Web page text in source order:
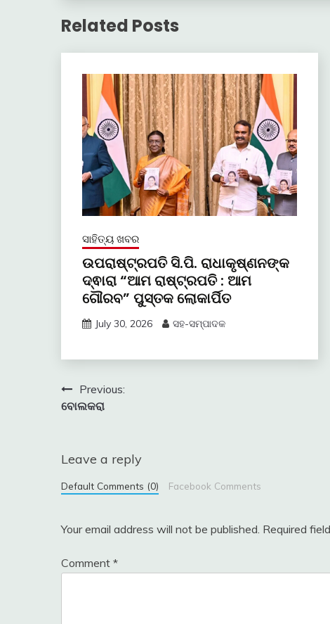
Related Posts
ସାହିତ୍ୟ ଖବର
ଉପରାଷ୍ଟ୍ରପତି ସି.ପି. ରାଧାକୃଷ୍ଣନଙ୍କ
ଦ୍ଵାରା “ଆମ ରାଷ୍ଟ୍ରପତି : ଆମ
ଗୌରବ” ପୁସ୍ତକ ଲୋକାର୍ପିତ
July 30, 2026 ସହ-ସମ୍ପାଦକ
Post
navigation
Previous:
ବୋଲକରା
Leave a reply
Default Comments (0) Facebook Comments
Your email address will not be published. Required
Comment *